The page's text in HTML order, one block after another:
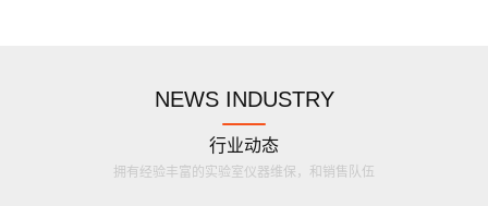
NEWS INDUSTRY
行业动态
拥有经验丰富的实验室仪器维保，和销售队伍